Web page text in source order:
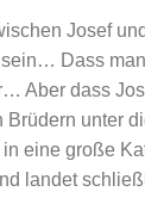
Josef
Dass
Aber dass
Brüdern unter
eine große
landet